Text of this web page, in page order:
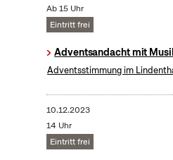
Ab 15 Uhr
Eintritt frei
Adventsandacht mit
Adventsstimmung im
10.12.2023
14 Uhr
Eintritt frei